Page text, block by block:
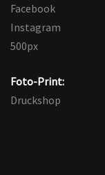
Facebook
Instagram
500px
Foto-Print:
Druckshop